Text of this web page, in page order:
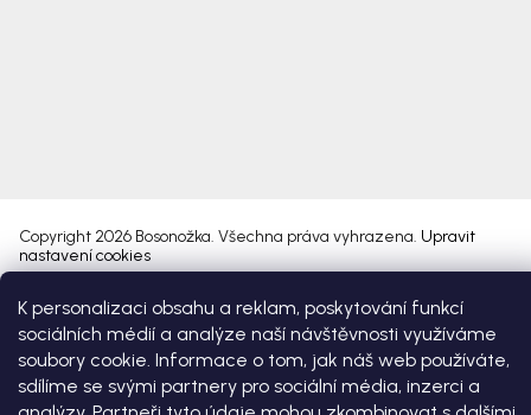
K personalizaci obsahu a reklam, poskytování funkcí
sociálních médií a analýze naší návštěvnosti využíváme
soubory cookie. Informace o tom, jak náš web používáte,
sdílíme se svými partnery pro sociální média, inzerci a
Vytvořil Shoptet Premium
Copyright 2026 Bosonožka. Všechna práva vyhrazena. Upravit
nastavení cookies